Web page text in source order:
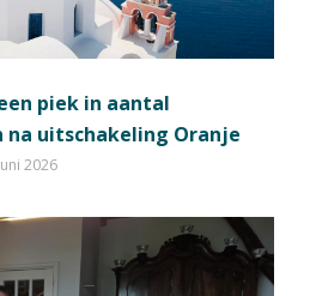
piek in aantal
uitschakeling Oranje
2026